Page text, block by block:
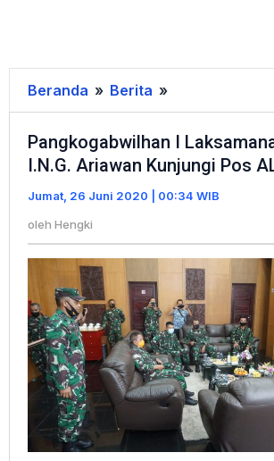
Beranda » Berita »
I
Laksamana
Madya
TNI
Ariawan
Kunjungi
Pos
AL
Berakit
Pangkogabwilhan I
I.N.G. Ariawan Kunjungi Pos
Jumat, 26 Juni 2020 | 00:34 WIB
oleh Hengki